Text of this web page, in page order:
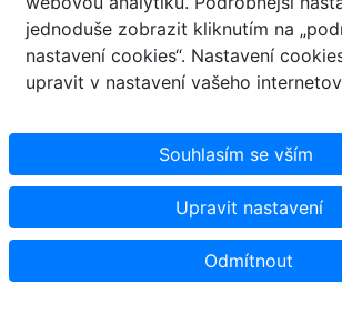
jednoduše zobrazit kliknutím na
nastavení cookies“. Nastavení
upravit v nastavení vašeho
Souhlasím se vším
Upravit nastavení
Odmítnout